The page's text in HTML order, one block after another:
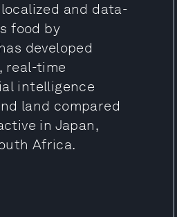
and data-
food by
developed
real-time
intelligence
land compared
in Japan,
Africa.